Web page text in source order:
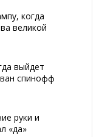
когда
великой
выйдет
спинофф
руки и
«да»